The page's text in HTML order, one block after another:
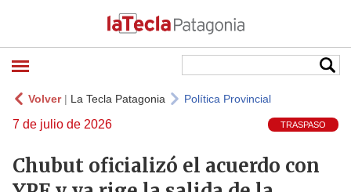
Volver| La Tecla Patagonia Política Provincial
7 de julio de 2026 TRASPASO
Chubut oficializó el acuerdo con